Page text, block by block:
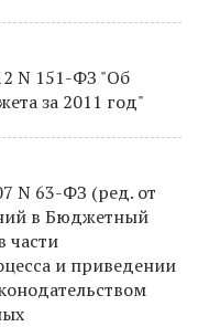
N 151-ФЗ "Об
за 2011 год"
N 63-ФЗ (ред. от
в Бюджетный
части
и приведении